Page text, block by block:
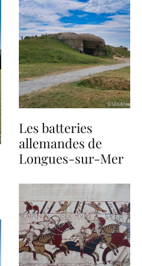
Les batteries
allemandes de
Longues-sur-Mer